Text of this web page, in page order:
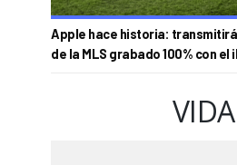
Apple hace historia:
de la MLS grabado 100% con el
VIDA